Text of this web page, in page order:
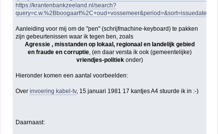
https://krantenbankzeeland.nl/search?
Aanleiding voor mij om de "pen" (schrijfmachine-keyboard) te pakken
zijn gebeurtenissen waar ik tegen ben, zoals
Agressie , misstanden op lokaal, regionaal en landelijk gebied
en fraude en corruptie, (en daar versta ik ook (gemeentelijke)
vriendjes-politiekonder)
Hieronder komen een aantal voorbeelden:
Overinvoering kabel-tv, 15 januari 1981 17 kantjes A4 stuurde ik in :-)
Daarnaast: